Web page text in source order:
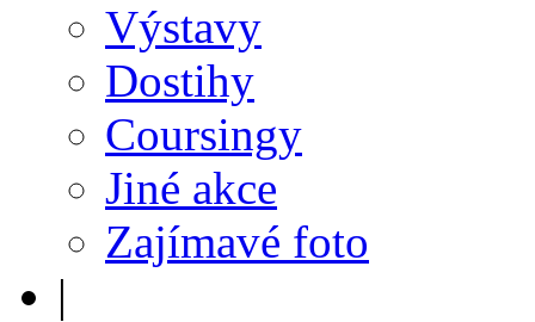
Výstavy
Dostihy
Coursingy
Jiné akce
Zajímavé foto
|